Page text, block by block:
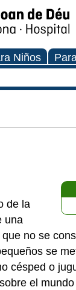
Niños
de la
una
no se
se
césped o
el